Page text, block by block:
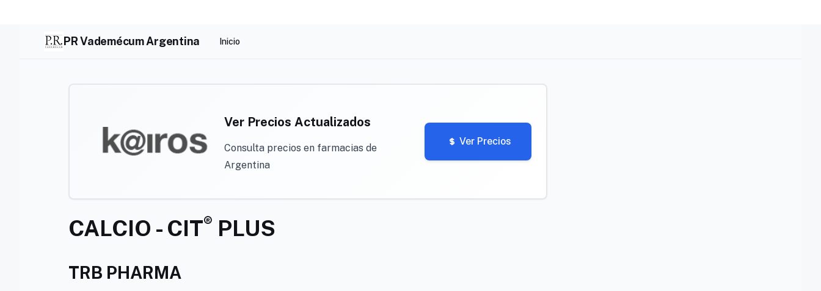
PR Vademécum Argentina Inicio
Ver Precios Actualizados
Consulta precios en farmacias de
Argentina
Ver Precios
CALCIO - CIT® PLUS
TRB PHARMA